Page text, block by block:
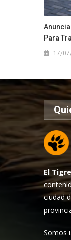
Para
17/
El
ciudad
Somos